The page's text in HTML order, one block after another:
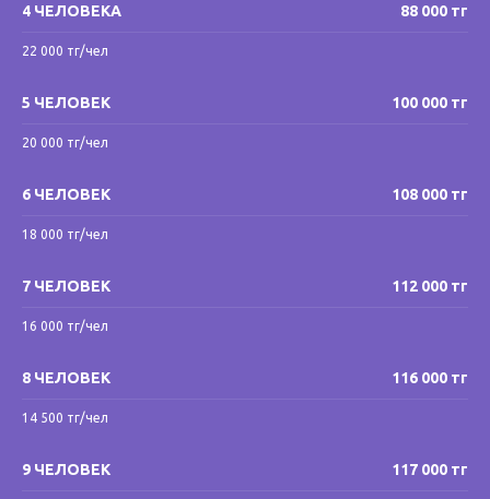
4 ЧЕЛОВЕКА 88 000 тг
22 000 тг/чел
5 ЧЕЛОВЕК 100 000 тг
20 000 тг/чел
6 ЧЕЛОВЕК 108 000 тг
18 000 тг/чел
7 ЧЕЛОВЕК 112 000 тг
16 000 тг/чел
8 ЧЕЛОВЕК 116 000 тг
14 500 тг/чел
9 ЧЕЛОВЕК 117 000 тг